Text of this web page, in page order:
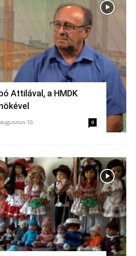
Attilával, a HMDK
10. 0